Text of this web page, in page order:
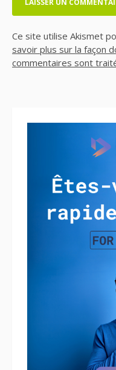
Ce site utilise Akismet
savoir plus sur la façon
commentaires sont